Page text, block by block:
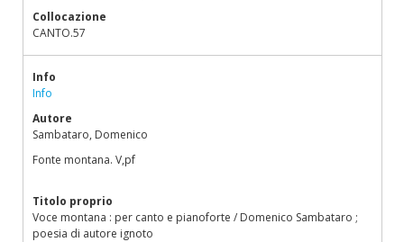
Collocazione
CANTO.57
Info
Info
Autore
Sambataro, Domenico
Fonte montana. V,pf
Titolo proprio
Voce montana : per canto e pianoforte / Domenico Sambataro ;
poesia di autore ignoto